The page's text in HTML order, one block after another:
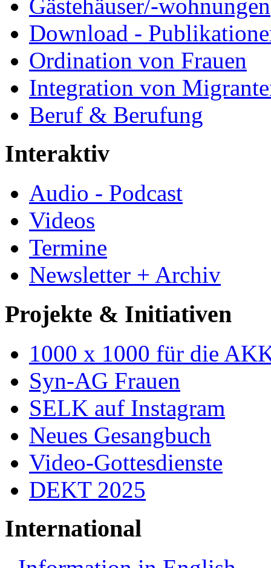
Gästehäuser/-wohnungen
Download -
Ordination von Frauen
Integration von
Beruf & Berufung
Interaktiv
Audio - Podcast
Videos
Termine
Newsletter + Archiv
Projekte & Initiativen
1000 x 1000 für die
Syn-AG Frauen
SELK auf Instagram
Neues Gesangbuch
Video-Gottesdienste
DEKT 2025
International